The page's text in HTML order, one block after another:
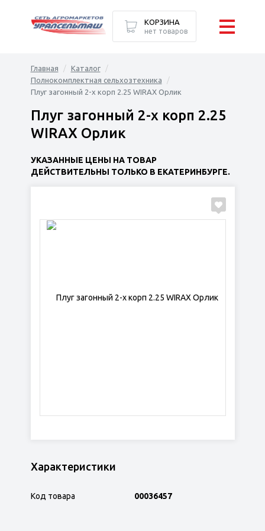
Главная
Каталог
Полнокомплектная сельхозтехника
Плуг загонный 2-х корп 2.25 WIRAX Орлик
Плуг загонный 2-х корп 2.25
WIRAX Орлик
УКАЗАННЫЕ ЦЕНЫ НА ТОВАР
ДЕЙСТВИТЕЛЬНЫ ТОЛЬКО В ЕКАТЕРИНБУРГЕ.
Характеристики
Код товара 00036457
КОРЗИНА
нет товаров